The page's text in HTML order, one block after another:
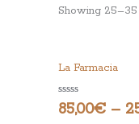
Showing
La Farmacia
Rated
0
85,00€ –